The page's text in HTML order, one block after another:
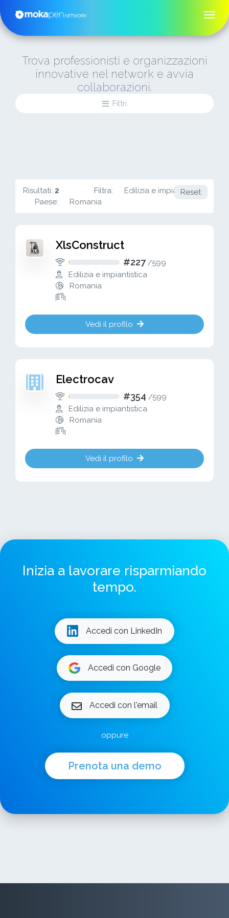
Trova professionisti e organizzazioni
innovative nel network e avvia
collaborazioni.
Filtri
Risultati: 2 Filtra:
Edilizia e impiantistica
Paese:
Romania
Reset
XlsConstruct
#227 /599
Edilizia e impiantistica
Romania
Vedi il profilo
Electrocav
#354 /599
Edilizia e impiantistica
Romania
Vedi il profilo
Inizia a lavorare risparmiando
tempo.
Accedi con LinkedIn
Accedi con Google
Accedi con l'email
oppure
Prenota una demo